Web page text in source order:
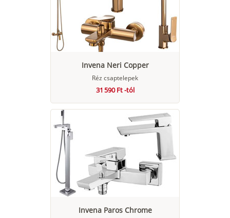
Invena Neri Copper
Réz csaptelepek
31 590 Ft -tól
Invena Paros Chrome